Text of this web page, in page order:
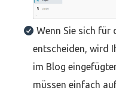
Wenn Sie sich für
entscheiden, wird
im Blog
müssen einfach